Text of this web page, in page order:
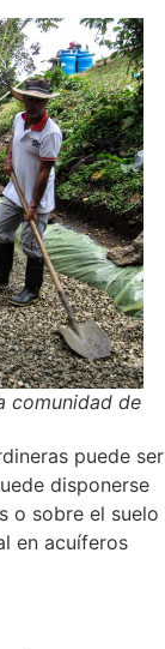
comunidad de
puede ser
disponerse
o sobre el suelo
en acuíferos